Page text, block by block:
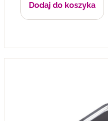
Dodaj do koszyka